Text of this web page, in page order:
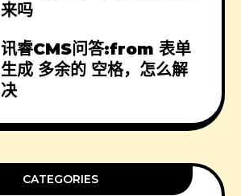
来吗
讯睿CMS问答:from 表单
生成 多余的 空格，怎么解
决
CATEGORIES